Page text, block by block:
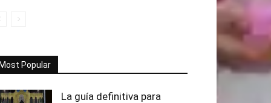
Popular
La guía definitiva para